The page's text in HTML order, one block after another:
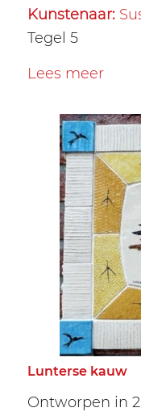
Kunstenaar:
Tegel 5
Lees meer
Lunterse kauw
Ontworpen in